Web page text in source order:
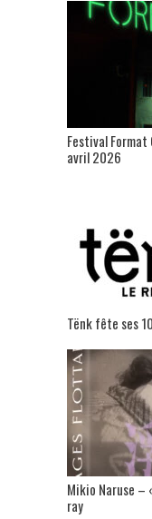
Festival
avril 2026
Tënk fête ses
Mikio Naruse
ray